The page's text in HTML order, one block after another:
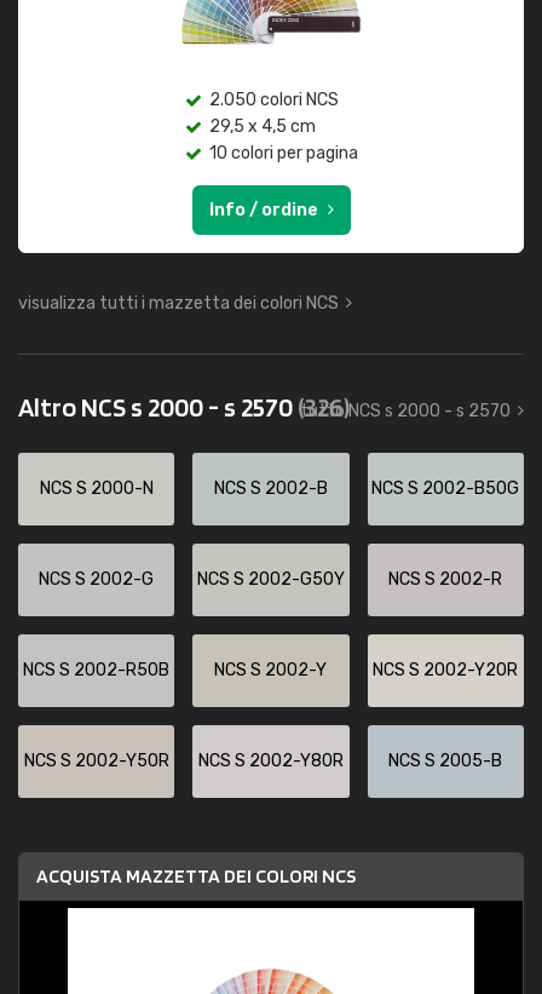
2.050 colori NCS
29,5 x 4,5 cm
10 colori per pagina
Info / ordine
visualizza tutti i mazzetta dei colori NCS
Altro NCS s 2000 - s 2570(326)
tutto NCS s 2000 - s 2570
NCS S 2000-N NCS S 2002-B NCS S 2002-B50G
NCS S 2002-G NCS S 2002-G50Y NCS S 2002-R
NCS S 2002-R50B NCS S 2002-Y NCS S 2002-Y20R
NCS S 2002-Y50R NCS S 2002-Y80R NCS S 2005-B
ACQUISTA MAZZETTA DEI COLORI NCS